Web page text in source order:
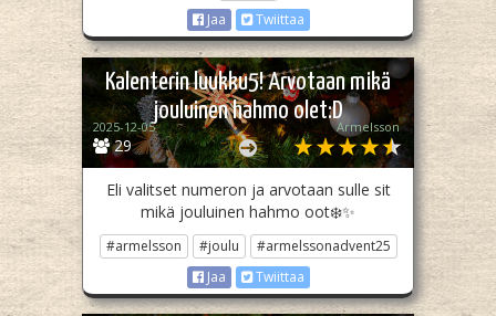
Jaa
Twiittaa
Kalenterin luukku5! Arvotaan mikä
jouluinen hahmo olet:D
29
2025-12-05 Armelsson
Eli valitset numeron ja arvotaan sulle sit
mikä jouluinen hahmo oot❄️✨
#armelsson #joulu
#armelssonadvent25
Jaa
Twiittaa